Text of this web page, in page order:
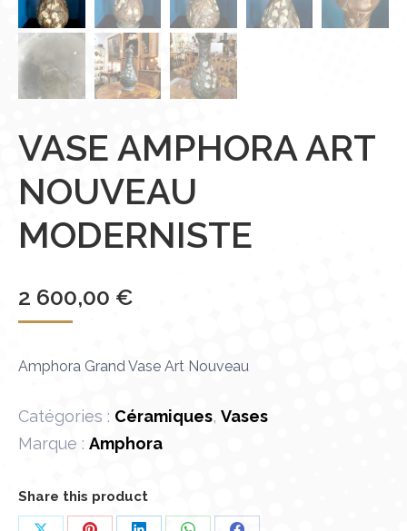
VASE AMPHORA ART
NOUVEAU
MODERNISTE
2 600,00 €
Amphora Grand Vase Art Nouveau
Catégories : Céramiques, Vases
Marque : Amphora
Share this product